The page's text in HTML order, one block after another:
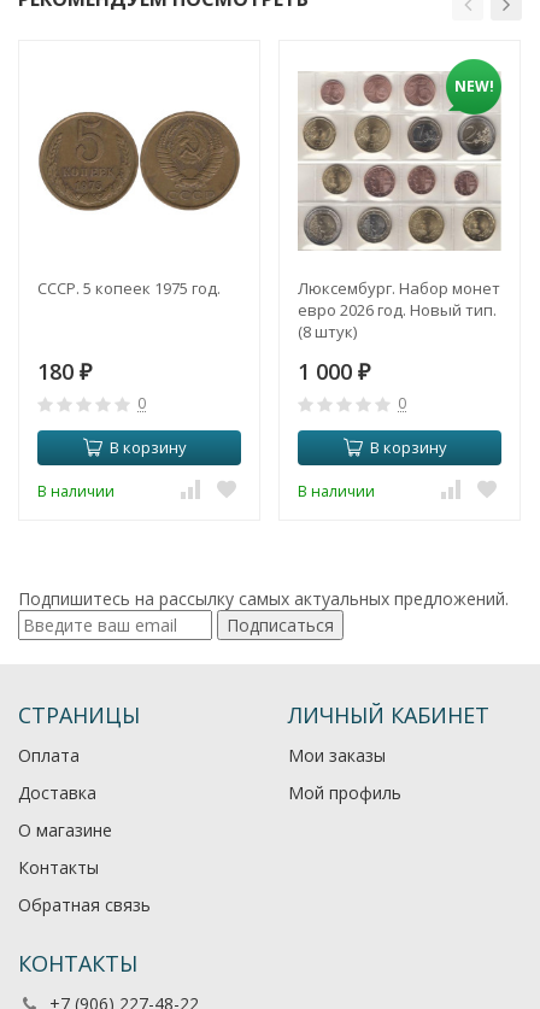
СССР. 5 копеек 1975 год.
180 ₽
0
В корзину
В наличии
NEW!
Люксембург. Набор монет
евро 2026 год. Новый тип.
(8 штук)
1 000 ₽
0
В корзину
В наличии
Подпишитесь на рассылку самых актуальных предложений.
Подписаться
СТРАНИЦЫ
Оплата
Доставка
О магазине
Контакты
Обратная связь
ЛИЧНЫЙ КАБИНЕТ
Мои заказы
Мой профиль
КОНТАКТЫ
+7 (906) 227-48-22